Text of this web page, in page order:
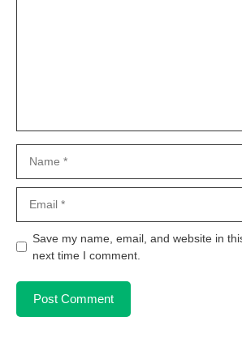
Save my name, email, and website in
next time I comment.